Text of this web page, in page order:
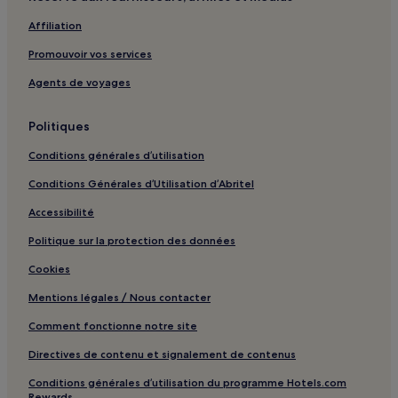
Xi'an : hôtels
Xianyang : hôtels Hôtels avec parking
Xianyang : hôtels Hôtels de luxe
hôtels à proximité
Gare de Xi'an Ouest : hôtels à proximité
Théâtre en Direct de la Princesse Wencheng : hôtels à
proximité
Mur de Xi'an Yongningmen : hôtels à proximité
Affiliation
Promouvoir vos services
Agents de voyages
Politiques
Conditions générales d’utilisation
Conditions Générales d’Utilisation d’Abritel
Accessibilité
Politique sur la protection des données
Cookies
Mentions légales / Nous contacter
Comment fonctionne notre site
Directives de contenu et signalement de contenus
Conditions générales d’utilisation du programme Hotels.com